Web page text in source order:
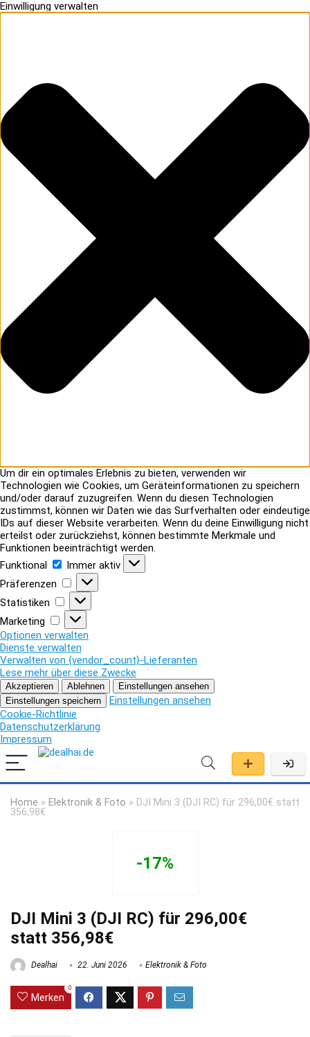
Einwilligung verwalten
Um dir ein optimales Erlebnis zu bieten, verwenden wir
Technologien wie Cookies, um Geräteinformationen zu speichern
und/oder darauf zuzugreifen. Wenn du diesen Technologien
zustimmst, können wir Daten wie das Surfverhalten oder eindeutige
IDs auf dieser Website verarbeiten. Wenn du deine Einwilligung nicht
erteilst oder zurückziehst, können bestimmte Merkmale und
Funktionen beeinträchtigt werden.
Funktional
Funktional
Immer aktiv
Präferenzen
Präferenzen
Statistiken
Statistiken
Marketing
Marketing
Optionen verwalten
Dienste verwalten
Verwalten von {vendor_count}-Lieferanten
Lese mehr über diese Zwecke
Akzeptieren Ablehnen
Einstellungen ansehen
Einstellungen speichern
Einstellungen ansehen
Cookie-Richtlinie
Datenschutzerklärung
Impressum
Home » Elektronik & Foto » DJI Mini 3 (DJI RC) für 296,00€ statt
356,98€
-17%
DJI Mini 3 (DJI RC) für 296,00€
statt 356,98€
Dealhai 22. Juni 2026 Elektronik & Foto
Merken
0